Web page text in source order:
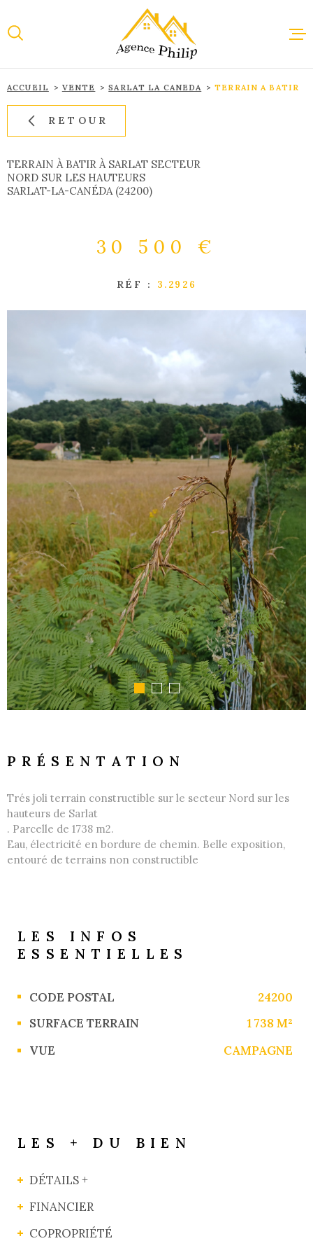
la
au
menu
au
contenu
NOUS
ACCUEIL VENTE SARLAT LA CANEDA TERRAIN A BATIR
RETOUR
TERRAIN À BATIR À SARLAT SECTEUR
NORD SUR LES HAUTEURS
SARLAT-LA-CANÉDA (24200)
30 500 €
RÉF : 3.2926
PRÉSENTATION
Trés joli terrain constructible sur le secteur Nord sur les
hauteurs de Sarlat
. Parcelle de 1738 m2.
Eau, électricité en bordure de chemin. Belle exposition,
entouré de terrains non constructible
LES INFOS
ESSENTIELLES
Caractérisque Valeurs
CODE POSTAL
24200
SURFACE TERRAIN
1 738 M²
VUE
CAMPAGNE
LES + DU BIEN
DÉTAILS +
FINANCIER
COPROPRIÉTÉ